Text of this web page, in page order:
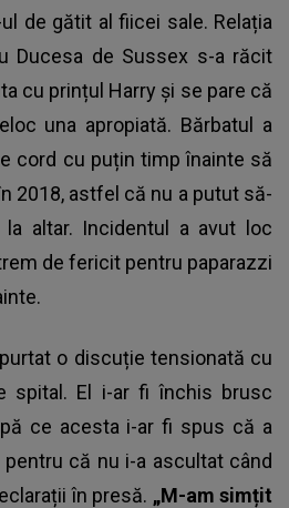
de gătit al fiicei sale. Relația
Ducesa de Sussex s-a răcit
cu prințul Harry și se pare că
una apropiată. Bărbatul a
cord cu puțin timp înainte să
2018, astfel că nu a putut să-
altar. Incidentul a avut loc
de fericit pentru paparazzi
o discuție tensionată cu
spital. El i-ar fi închis brusc
ce acesta i-ar fi spus că a
că nu i-a ascultat când
în presă. „M-am simțit